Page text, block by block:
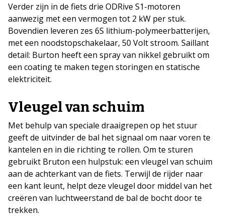
Verder zijn in de fiets drie ODRive S1-motoren
aanwezig met een vermogen tot 2 kW per stuk.
Bovendien leveren zes 6S lithium-polymeerbatterijen,
met een noodstopschakelaar, 50 Volt stroom. Saillant
detail: Burton heeft een spray van nikkel gebruikt om
een coating te maken tegen storingen en statische
elektriciteit.
Vleugel van schuim
Met behulp van speciale draaigrepen op het stuur
geeft de uitvinder de bal het signaal om naar voren te
kantelen en in die richting te rollen. Om te sturen
gebruikt Bruton een hulpstuk: een vleugel van schuim
aan de achterkant van de fiets. Terwijl de rijder naar
een kant leunt, helpt deze vleugel door middel van het
creëren van luchtweerstand de bal de bocht door te
trekken.